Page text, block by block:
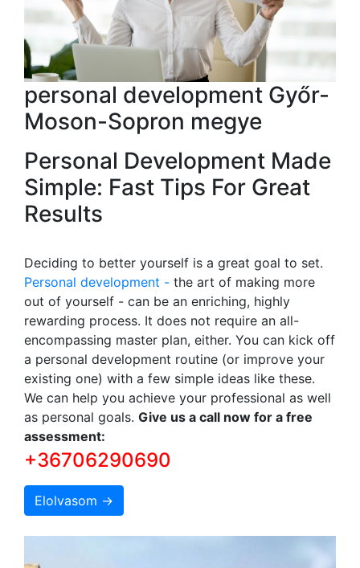
personal development Győr-
Moson-Sopron megye
Personal Development Made
Simple: Fast Tips For Great
Results
Deciding to better yourself is a great goal to set.
Personal development - the art of making more
out of yourself - can be an enriching, highly
rewarding process. It does not require an all-
encompassing master plan, either. You can kick off
a personal development routine (or improve your
existing one) with a few simple ideas like these.
We can help you achieve your professional as well
as personal goals. Give us a call now for a free
assessment:
+36706290690
Elolvasom →